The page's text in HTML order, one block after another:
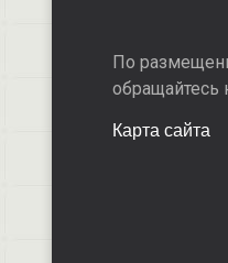
По
обращайтесь
Карта сайта